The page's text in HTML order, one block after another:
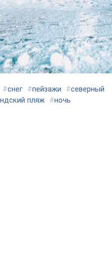
#снег #пейзажи #северный
пляж #ночь